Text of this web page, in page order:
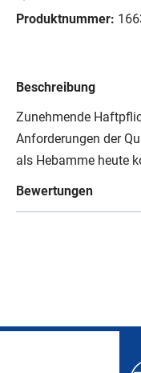
Produktnummer:
Beschreibung
Zunehmende
Anforderungen der
als Hebamme heute
Bewertungen